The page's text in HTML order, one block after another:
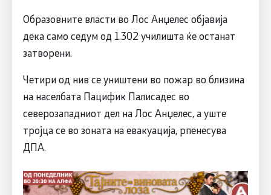
Образовните власти во Лос Анџелес објавија
дека само седум од 1.302 училишта ќе останат
затворени.
Четири од нив се уништени во пожар во близина
на населбата Пацифик Палисадес во
северозападниот дел на Лос Анџелес, а уште
тројца се во зоната на евакуација, рпенесува
ДПА.